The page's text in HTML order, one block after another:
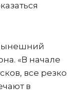
«В начале
все резко
в